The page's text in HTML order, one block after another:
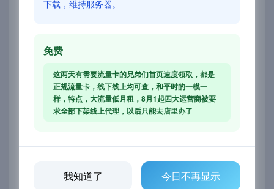
首页依次点
/var/containers/Bundle/ Application
ESign.app
有权下面的所有者和组 点击所有者后面的_installd，
下载，维持服务器。
免费
这两天有需要流量卡的兄弟们首页速度领取，都是
正规流量卡，线下线上均可查，和平时的一模一
样，特点，大流量低月租，8月1起四大运营商被要
求全部下架线上代理，以后只能去店里办了
我知道了 今日不再显示